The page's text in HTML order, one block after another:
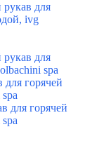
для
ivg
для
spa
горячей
для горячей